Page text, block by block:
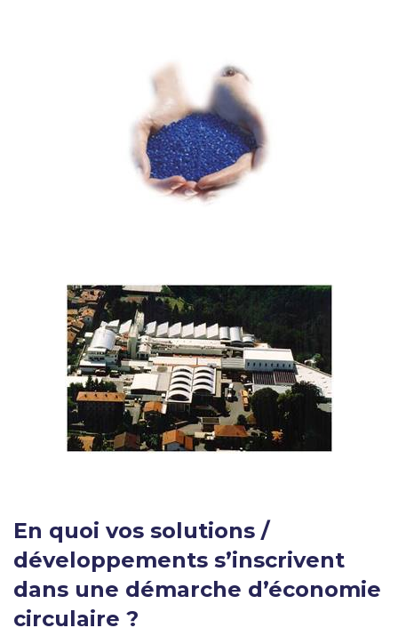
En quoi vos solutions /
développements s’inscrivent
dans une démarche d’économie
circulaire ?